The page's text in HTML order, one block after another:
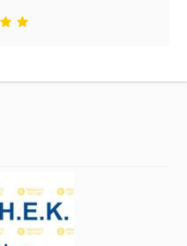
εσωτερικός διάδρομος